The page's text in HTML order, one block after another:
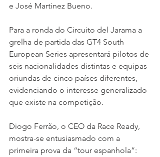
e José Martinez Bueno.
Para a ronda do Circuito del Jarama a
grelha de partida das GT4 South
European Series apresentará pilotos de
seis nacionalidades distintas e equipas
oriundas de cinco países diferentes,
evidenciando o interesse generalizado
que existe na competição.
Diogo Ferrão, o CEO da Race Ready,
mostra-se entusiasmado com a
primeira prova da “tour espanhola”: